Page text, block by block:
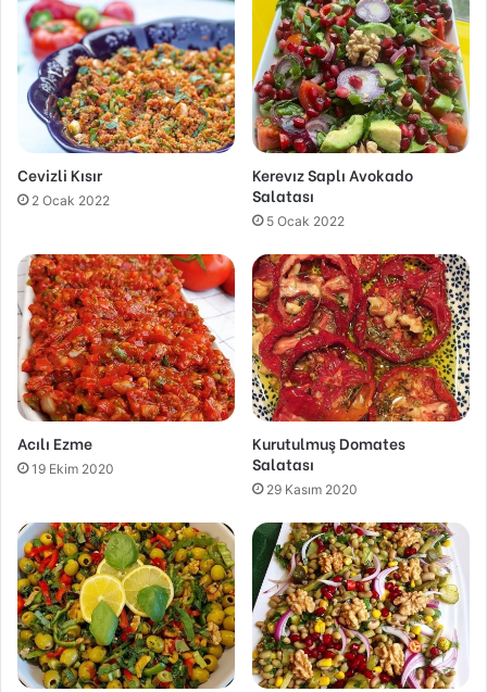
Cevizli Kısır
2 Ocak 2022
Kerevız Saplı Avokado
Salatası
5 Ocak 2022
Acılı Ezme
19 Ekim 2020
Kurutulmuş Domates
Salatası
29 Kasım 2020